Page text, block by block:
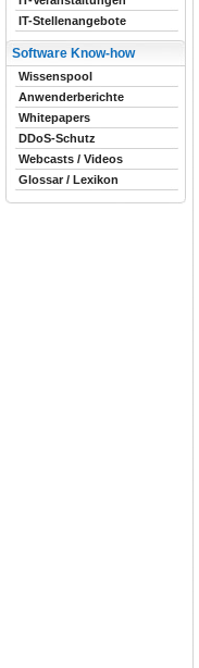
IT-Stellenangebote
Software Know-how
Wissenspool
Anwenderberichte
Whitepapers
DDoS-Schutz
Webcasts / Videos
Glossar / Lexikon